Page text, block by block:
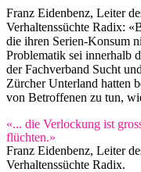
Franz Eidenbenz, Leiter
Verhaltenssüchte Radix:
die ihren Serien-Konsum
Problematik sei innerhalb
der Fachverband Sucht
Zürcher Unterland hatten
von Betroffenen zu tun,
«... die Verlockung ist
flüchten.»
Franz Eidenbenz, Leiter
Verhaltenssüchte Radix.